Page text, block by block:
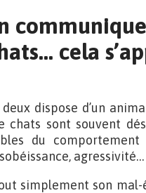
cela
dispose d’un
chats sont souvent
du
agressivité…
simplement son